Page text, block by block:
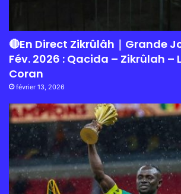
🔴En Direct Zikrûlâh｜Grande
Fév. 2026 : Qacida – Zikrûlah –
Coran
février 13, 2026